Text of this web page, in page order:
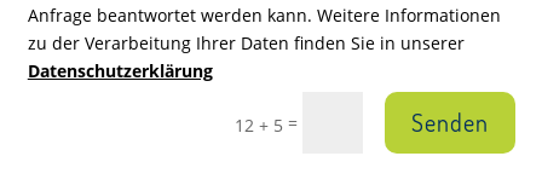
Anfrage beantwortet werden kann. Weitere Informationen
zu der Verarbeitung Ihrer Daten finden Sie in unserer
Datenschutzerklärung
12 + 5 = Senden